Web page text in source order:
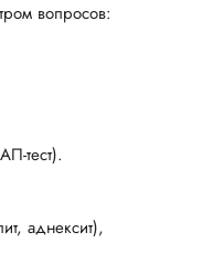
вопросов:
тест).
аднексит),